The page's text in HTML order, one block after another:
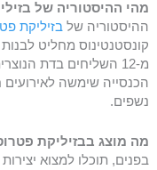
מהי ההיסטוריה של
ההיסטוריה של בזיליקת
קונסטנטינוס מחליט
הכנסייה שימשה
נשפים.
מה מוצג בבזיליקת
בפנים, תוכלו למצוא